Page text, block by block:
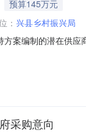
预算145万元
： 兴县乡村振兴局
案编制的潜在供
项目名称：兴
采购意向